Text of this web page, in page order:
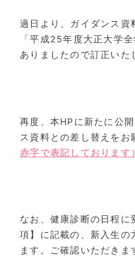
過日より、ガイダンス資
「平成25年度大正大学
ありましたので訂正いた
再度、本HPに新たに公
ス資料との差し替えをお
赤字で表記しております）
なお、健康診断の日程
項】に記載の、新入生の
ます。ご確認いただきま